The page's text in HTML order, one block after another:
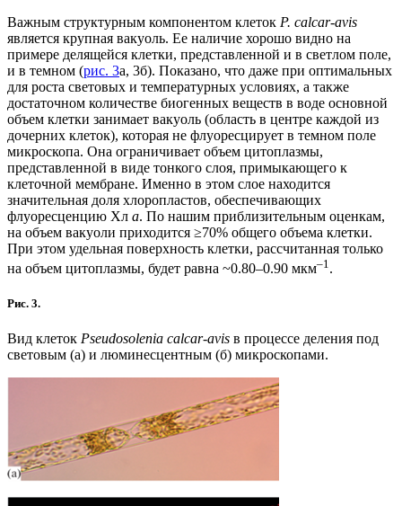
Важным структурным компонентом клеток P. calcar-avis
является крупная вакуоль. Ее наличие хорошо видно на
примере делящейся клетки, представленной и в светлом поле,
и в темном (рис. 3а, 3б). Показано, что даже при оптимальных
для роста световых и температурных условиях, а также
достаточном количестве биогенных веществ в воде основной
объем клетки занимает вакуоль (область в центре каждой из
дочерних клеток), которая не флуоресцирует в темном поле
микроскопа. Она ограничивает объем цитоплазмы,
представленной в виде тонкого слоя, примыкающего к
клеточной мембране. Именно в этом слое находится
значительная доля хлоропластов, обеспечивающих
флуоресценцию Хл а. По нашим приблизительным оценкам,
на объем вакуоли приходится ≥70% общего объема клетки.
При этом удельная поверхность клетки, рассчитанная только
на объем цитоплазмы, будет равна ~0.80–0.90 мкм–1 .
Рис. 3.
Вид клеток Pseudosolenia calcar-avis в процессе деления под
световым (а) и люминесцентным (б) микроскопами.